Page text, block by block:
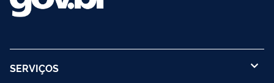
SERVIÇOS